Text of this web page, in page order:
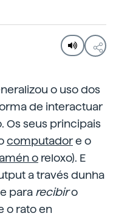
o uso dos
de interactuar
Os seus principais
computadore o
o reloxo). E
a través dunha
para recibiro
o rato en